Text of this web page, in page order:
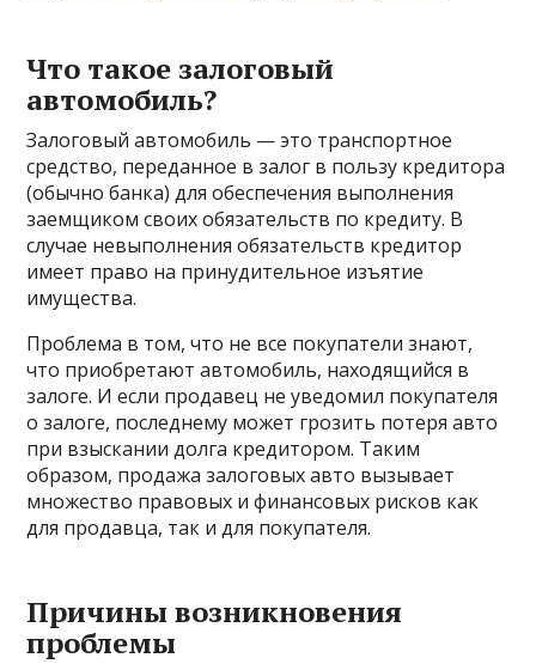
Что такое залоговый
автомобиль?
Залоговый автомобиль — это транспортное
средство, переданное в залог в пользу кредитора
(обычно банка) для обеспечения выполнения
заемщиком своих обязательств по кредиту. В
случае невыполнения обязательств кредитор
имеет право на принудительное изъятие
имущества.
Проблема в том, что не все покупатели знают,
что приобретают автомобиль, находящийся в
залоге. И если продавец не уведомил покупателя
о залоге, последнему может грозить потеря авто
при взыскании долга кредитором. Таким
образом, продажа залоговых авто вызывает
множество правовых и финансовых рисков как
для продавца, так и для покупателя.
Причины возникновения
проблемы